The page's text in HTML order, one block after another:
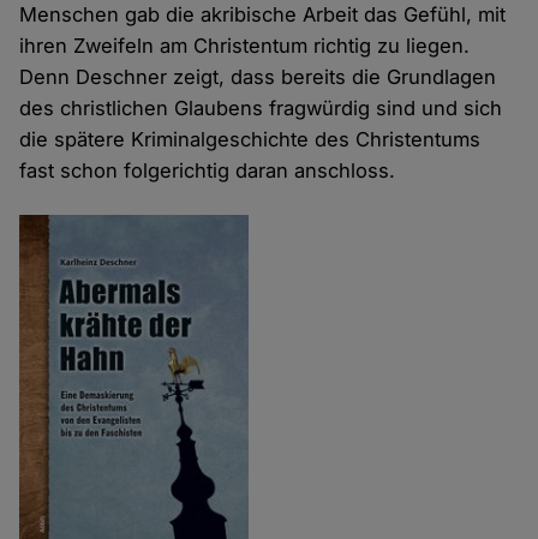
Menschen gab die akribische Arbeit das Gefühl, mit
ihren Zweifeln am Christentum richtig zu liegen.
Denn Deschner zeigt, dass bereits die Grundlagen
des christlichen Glaubens fragwürdig sind und sich
die spätere Kriminalgeschichte des Christentums
fast schon folgerichtig daran anschloss.